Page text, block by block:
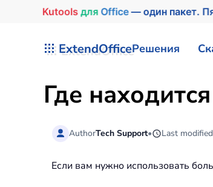
Kutoolsдля Office— один пакет.
ExtendOfficeРешения
Где
AuthorTech Support• Last modified
Если вам нужно использовать